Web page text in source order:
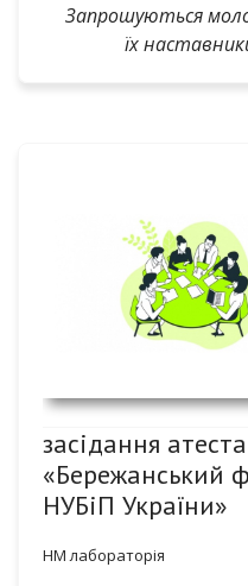
Запрошуються
їх
засідання
«Бережанський
НУБіП України»
НМ лабораторія